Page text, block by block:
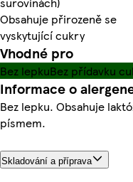
Obsahuje přirozeně se
vyskytující cukry
Vhodné pro
Bez lepkuBez přídavku
Informace o
Bez lepku. Obsahuje
písmem.
Skladování a příprava